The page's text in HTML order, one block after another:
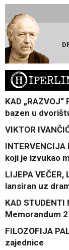
H
KAD
bazen u
VIKTOR
koji je izvukao
LIJEPA
lansiran uz
KAD
Memorandum
FILOZOFIJA
zajednice